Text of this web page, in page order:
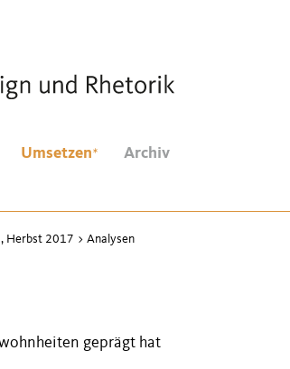
Umsetzen* Archiv
Herbst 2017 > Analysen
geprägt hat